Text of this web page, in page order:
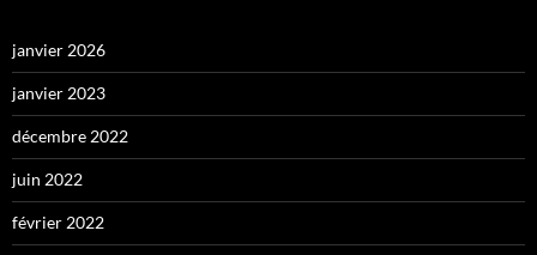
janvier 2026
janvier 2023
décembre 2022
juin 2022
février 2022